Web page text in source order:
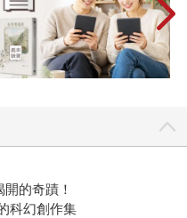
的奇蹟！
科幻創作集